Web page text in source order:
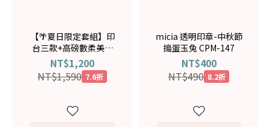
【🌴夏日限定套組】印
台三款+高磅數柔美紙
+透明印章 🎁購買套組
加送透明壓克力塊
NT$1,200
NT$1,590 7.6折
micia 透明印章-中秋節
搗蛋玉兔 CPM-147
NT$400
NT$490 8.2折